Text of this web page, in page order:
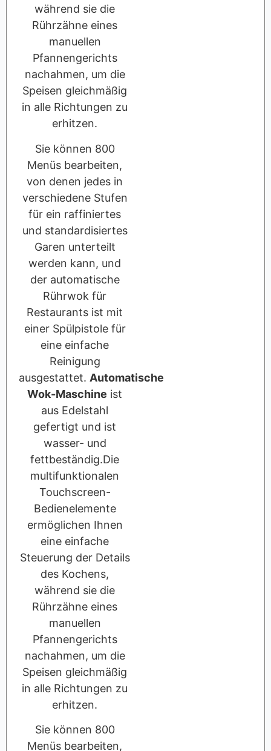
während sie die
Rührzähne eines
manuellen
Pfannengerichts
nachahmen, um die
Speisen gleichmäßig
in alle Richtungen zu
erhitzen.
Sie können 800
Menüs bearbeiten,
von denen jedes in
verschiedene Stufen
für ein raffiniertes
und standardisiertes
Garen unterteilt
werden kann, und
der automatische
Rührwok für
Restaurants ist mit
einer Spülpistole für
eine einfache
Reinigung
ausgestattet. Automatische
Wok-Maschine ist
aus Edelstahl
gefertigt und ist
wasser- und
fettbeständig.Die
multifunktionalen
Touchscreen-
Bedienelemente
ermöglichen Ihnen
eine einfache
Steuerung der Details
des Kochens,
während sie die
Rührzähne eines
manuellen
Pfannengerichts
nachahmen, um die
Speisen gleichmäßig
in alle Richtungen zu
erhitzen.
Sie können 800
Menüs bearbeiten,